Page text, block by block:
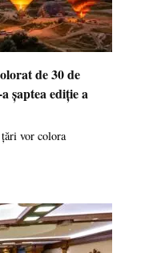
de 30 de
șaptea ediție a
țări vor colora